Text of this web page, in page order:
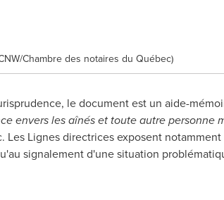
Chambre des notaires du Québec)
le document est un aide-
envers les aînés et toute autre personne
Lignes directrices exposent
signalement d'une situation